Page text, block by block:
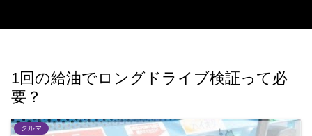
1回の給油でロングドライブ検証って必
要？
クルマ